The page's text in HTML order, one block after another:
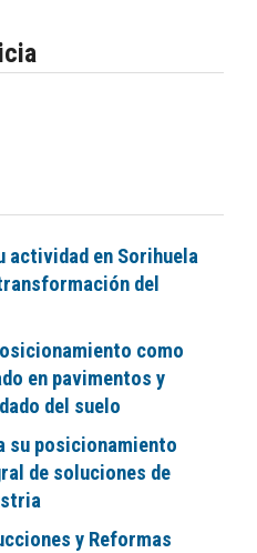
actividad en Sorihuela
del
como
en pavimentos y
del suelo
su posicionamiento
de soluciones de
y Reformas